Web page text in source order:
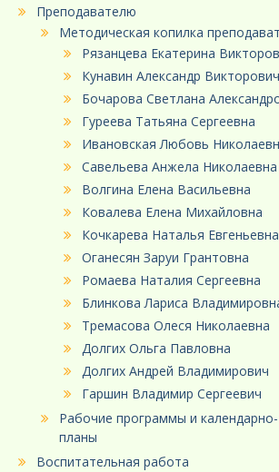
Преподавателю
Методическая копилка
Рязанцева Екатерина
Кунавин Александр Викторович
Бочарова Светлана
Гуреева Татьяна Сергеевна
Ивановская Любовь
Савельева Анжела Николаевна
Волгина Елена Васильевна
Ковалева Елена Михайловна
Кочкарева Наталья Евгеньевна
Оганесян Заруи Грантовна
Ромаева Наталия Сергеевна
Блинкова Лариса
Тремасова Олеся Николаевна
Долгих Ольга Павловна
Долгих Андрей Владимирович
Гаршин Владимир Сергеевич
Рабочие программы и
планы
Воспитательная работа